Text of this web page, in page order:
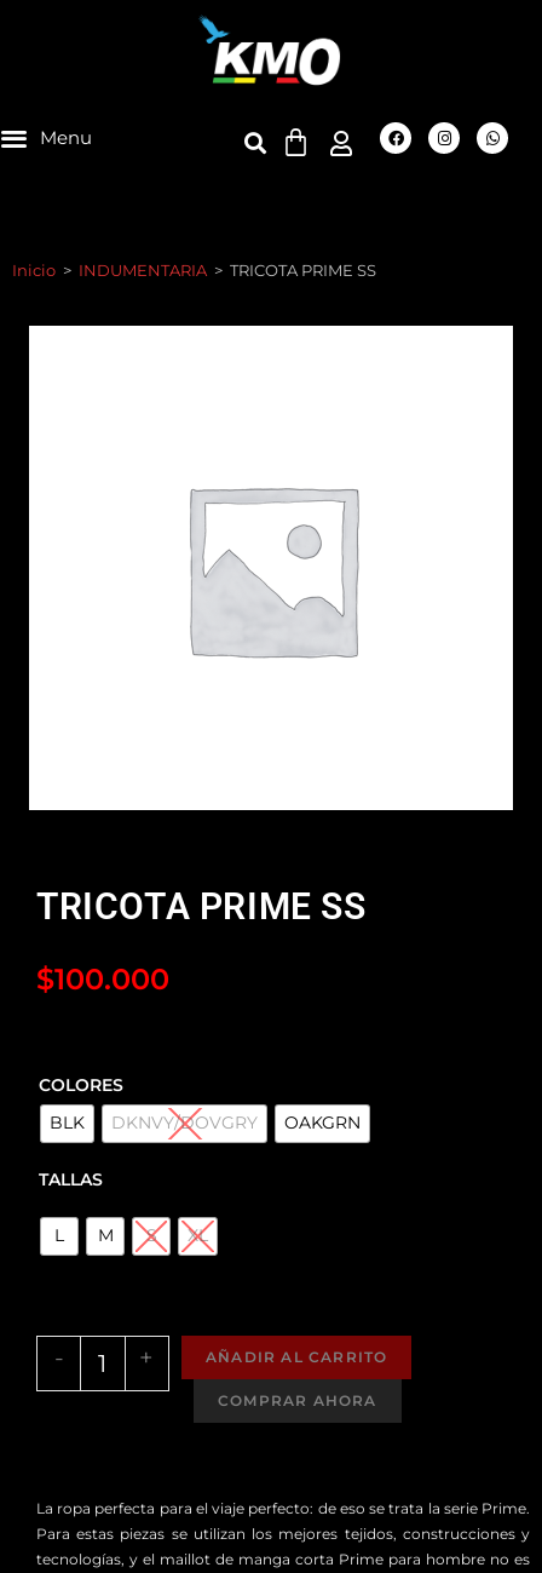
Inicio > INDUMENTARIA > TRICOTA PRIME SS
TRICOTA PRIME SS
$100.000
COLORES
BLK
DKNVY/DOVGRY OAKGRN
TALLAS
L M S XL
- + AÑADIR AL CARRITO
La ropa perfecta para el viaje perfecto: de eso se trata la serie Prime.
Para estas piezas se utilizan los mejores tejidos, construcciones y
tecnologías, y el maillot de manga corta Prime para hombre no es